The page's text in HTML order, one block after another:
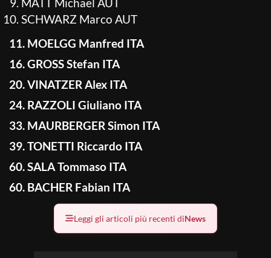
SCHWARZ Marco AUT
11. MOELGG Manfred ITA
16. GROSS Stefan ITA
20. VINATZER Alex ITA
24. RAZZOLI Giuliano ITA
33. MAURBERGER Simon ITA
39. TONETTI Riccardo ITA
60. SALA Tommaso ITA
60. BACHER Fabian ITA
Leggi gli articoli più recenti diNews